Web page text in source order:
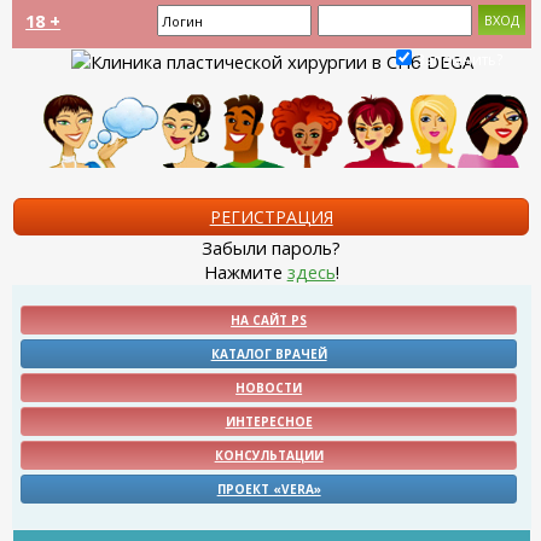
18 +
Запомнить?
РЕГИСТРАЦИЯ
Забыли пароль?
Нажмите здесь!
НА САЙТ PS
КАТАЛОГ ВРАЧЕЙ
НОВОСТИ
ИНТЕРЕСНОЕ
КОНСУЛЬТАЦИИ
ПРОЕКТ «VERA»